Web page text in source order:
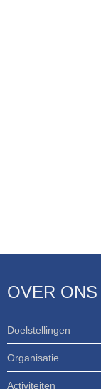
OVER ONS
Doelstellingen
Organisatie
Activiteiten